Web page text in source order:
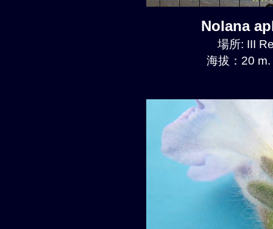
Nolana
場所: III
海拔：20